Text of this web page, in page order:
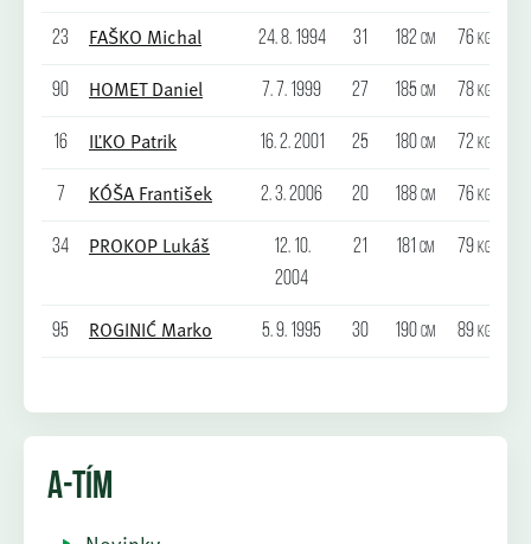
23 FAŠKO Michal 24. 8. 1994 31 182 cm 76 kg
90 HOMET Daniel 7. 7. 1999 27 185 cm 78 kg
16 IĽKO Patrik 16. 2. 2001 25 180 cm 72 kg
7 KÓŠA František 2. 3. 2006 20 188 cm 76 kg
34 PROKOP Lukáš
12. 10.
2004
21 181 cm 79 kg
95 ROGINIĆ Marko 5. 9. 1995 30 190 cm 89 kg
A-TÍM